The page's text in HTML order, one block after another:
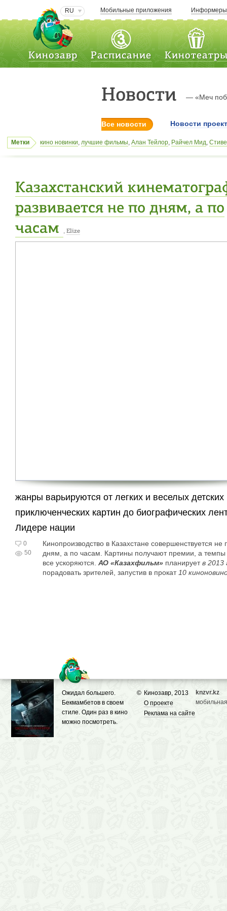
RU Мобильные приложения Информеры
Кинозавр Расписание
Новости — «Меч
Все новости Новости
Метки кино новинки, лучшие фильмы, Алан Тейлор, Райчел Мид,
кинотеатров,,киноновинки,Марк Эндрюс,афиши кинотеатров,
Казахстанский
развивается не по дням, а по
часам
, Elize
жанры варьируются от легких и веселых детских
приключенческих картин до биографических
Лидере нации
0
50
Кинопроизводство в Казахстане совершенствуется не
дням, а по часам. Картины получают премии, а темпы
все ускоряются. АО «Казахфильм»планируетв 2013
порадовать зрителей, запустив в прокат 10
© Кинозавр, 2013
О проекте
Реклама на сайте
Ожидал большего.
Бекмамбетов в своем
стиле. Один раз в кино
можно посмотреть.
knzvr.kz